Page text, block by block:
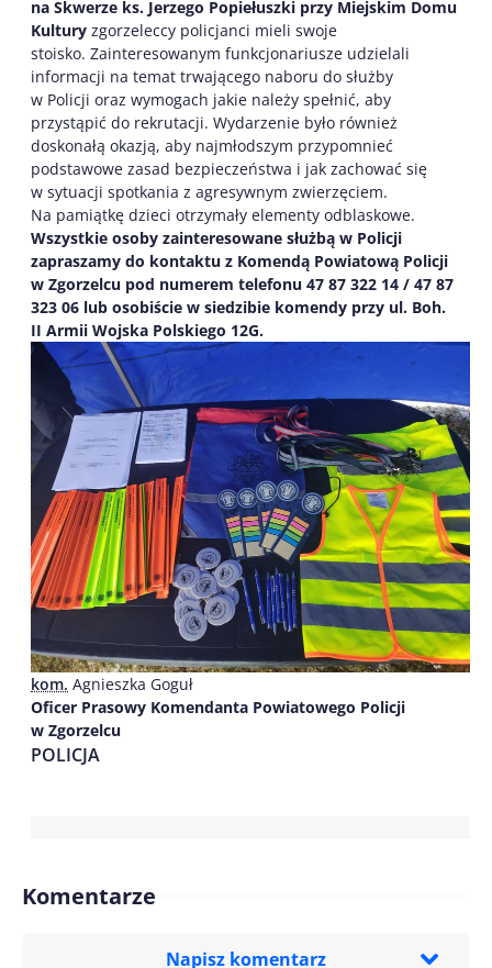
na Skwerze ks. Jerzego Popiełuszki przy Miejskim Domu
Kultury zgorzeleccy policjanci mieli swoje
stoisko. Zainteresowanym funkcjonariusze udzielali
informacji na temat trwającego naboru do służby
w Policji oraz wymogach jakie należy spełnić, aby
przystąpić do rekrutacji. Wydarzenie było również
doskonałą okazją, aby najmłodszym przypomnieć
podstawowe zasad bezpieczeństwa i jak zachować się
w sytuacji spotkania z agresywnym zwierzęciem.
Na pamiątkę dzieci otrzymały elementy odblaskowe.
Wszystkie osoby zainteresowane służbą w Policji
zapraszamy do kontaktu z Komendą Powiatową Policji
w Zgorzelcu pod numerem telefonu 47 87 322 14 / 47 87
323 06 lub osobiście w siedzibie komendy przy ul. Boh.
II Armii Wojska Polskiego 12G.
kom. Agnieszka Goguł
Oficer Prasowy Komendanta Powiatowego Policji
w Zgorzelcu
POLICJA
Komentarze
Napisz komentarz